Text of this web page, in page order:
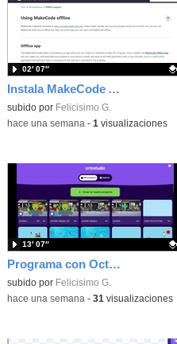
Instala MakeCode Arcade offline para programar grandes juegos sin necesidad de Internet
Contenido educativo.
subido por Felicisimo G.
02′ 07″
-hace una semana - 1 visualizaciones
Programa con OctoStudio, un juego de disparos contra Zombies con un cargador basado en el House of the dead
Contenido educativo.
subido por Felicisimo G.
13′ 07″
-hace una semana - 31 visualizaciones